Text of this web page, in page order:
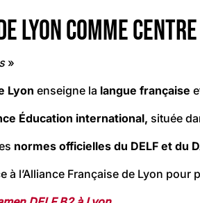
LYON COMME
»
Lyon enseigne la langue française
Éducation international, située
normes officielles du DELF et du
à l’Alliance Française de Lyon pour